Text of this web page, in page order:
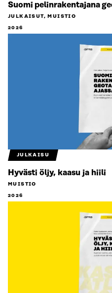
Suomi pelinrakentajana
JULKAISUT, MUISTIO
2026
JULKAISU
Hyvästi öljy, kaasu ja hiili
MUISTIO
2026